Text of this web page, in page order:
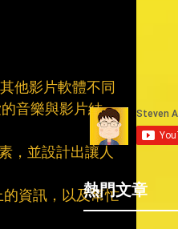
他影片軟體不同
音樂與影片結
，並設計出讓人
資訊，以及幫忙
熱門文章